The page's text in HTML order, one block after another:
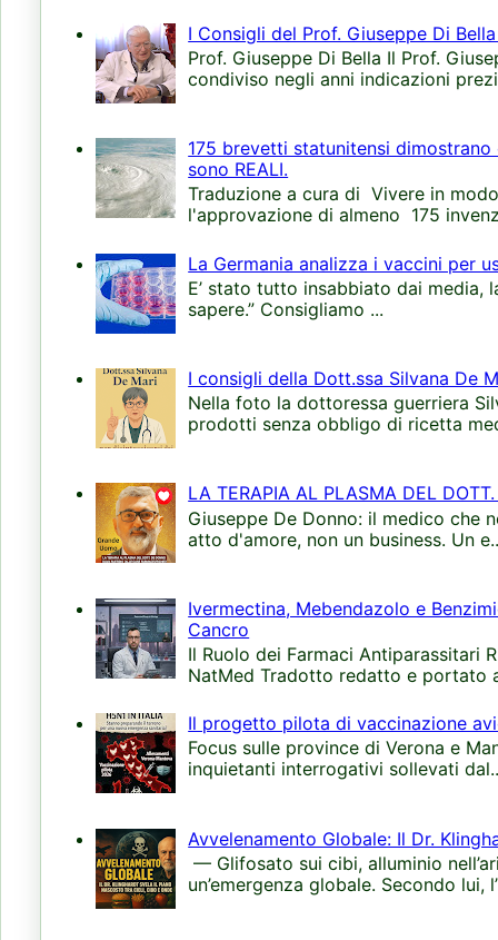
I Consigli del Prof. Giuseppe Di
Prof. Giuseppe Di Bella Il Prof.
condiviso negli anni indicazioni
175 brevetti statunitensi
sono REALI.
Traduzione a cura di Vivere in
l'approvazione di almeno 175
La Germania analizza i vaccini per
E’ stato tutto insabbiato dai media,
sapere.” Consigliamo ...
I consigli della Dott.ssa Silvana De
Nella foto la dottoressa guerriera
prodotti senza obbligo di ricetta
LA TERAPIA AL PLASMA DEL
Giuseppe De Donno: il medico che
atto d'amore, non un business. Un
Ivermectina, Mebendazolo e
Cancro
Il Ruolo dei Farmaci Antiparassitari
NatMed Tradotto redatto e portato
Il progetto pilota di vaccinazione
Focus sulle province di Verona e
inquietanti interrogativi sollevati
Avvelenamento Globale: Il Dr.
— Glifosato sui cibi, alluminio
un’emergenza globale. Secondo lui,